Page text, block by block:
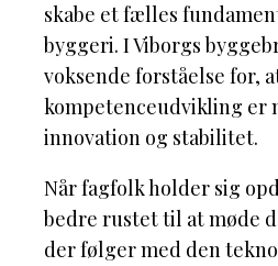
skabe et fælles
byggeri. I Viborgs
voksende forståelse for,
kompetenceudvikling er
innovation og stabilitet.
Når fagfolk holder sig
bedre rustet til at møde
der følger med den